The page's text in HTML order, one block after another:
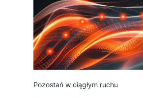
Pozostań w ciągłym ruchu